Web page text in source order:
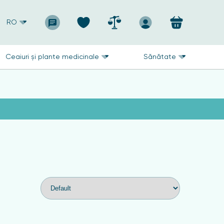
RO
Ceaiuri și plante medicinale Sănătate